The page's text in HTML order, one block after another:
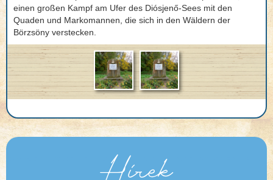
einen großen Kampf am Ufer des Diósjenő-Sees mit den
Quaden und Markomannen, die sich in den Wäldern der
Börzsöny verstecken.
Hírek